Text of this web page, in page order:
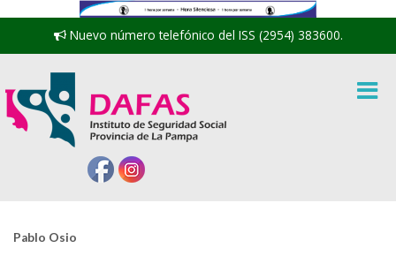
Nuevo número telefónico del ISS (2954) 383600.
Pablo Osio